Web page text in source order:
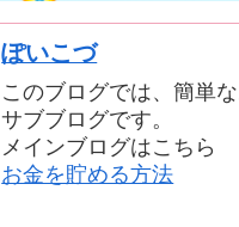
ぽいこづ
このブログでは、簡単
サブブログです。
メインブログはこちら
お金を貯める方法